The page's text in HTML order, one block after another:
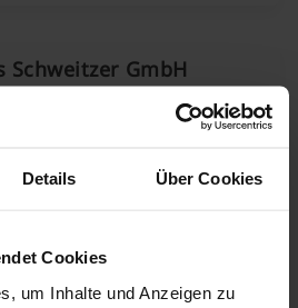
Details Über Cookies
Cookies
um Inhalte und Anzeigen zu
GmbH